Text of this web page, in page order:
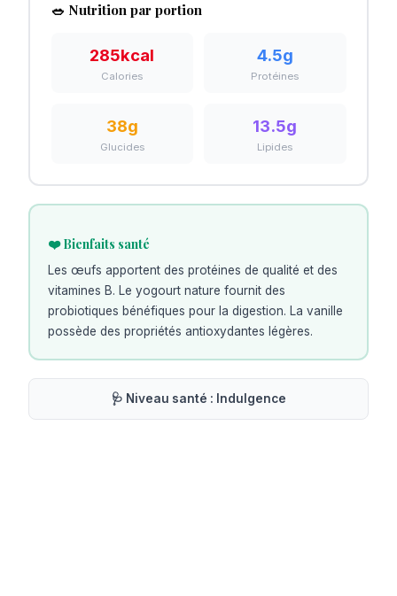
🥗 Nutrition par portion
285kcal
Calories
4.5g
Protéines
38g
Glucides
13.5g
Lipides
❤️ Bienfaits santé
Les œufs apportent des protéines de qualité et des
vitamines B. Le yogourt nature fournit des
probiotiques bénéfiques pour la digestion. La vanille
possède des propriétés antioxydantes légères.
🩺 Niveau santé : Indulgence